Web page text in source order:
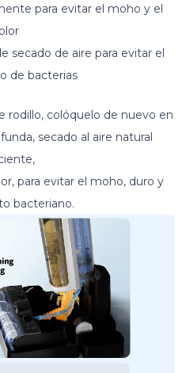
para evitar el moho y el
olor
secado de aire para evitar el
de bacterias
rodillo, colóquelo de nuevo en
secado al aire natural
para evitar el moho, duro y
bacteriano.